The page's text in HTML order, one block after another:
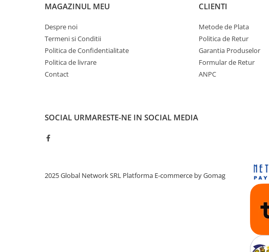
MAGAZINUL MEU
Despre noi
Termeni si Conditii
Politica de Confidentialitate
Politica de livrare
Contact
CLIENTI
Metode de Plata
Politica de Retur
Garantia Produselor
Formular de Retur
ANPC
SOCIAL URMARESTE-NE IN SOCIAL MEDIA
2025 Global Network SRL Platforma E-commerce by Gomag